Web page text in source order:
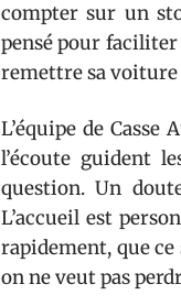
compter sur un
pensé pour
remettre sa voiture
L’équipe de Casse
l’écoute guident
question. Un
L’accueil est
rapidement, que
on ne veut pas